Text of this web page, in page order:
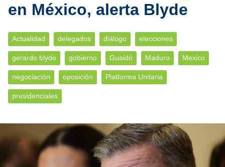
en México, alerta Blyde
Actualidad delegados diálogo elecciones
gerardo blyde gobierno Guaidó Maduro Mexico
negociación oposición Platforma Unitaria
presidenciales